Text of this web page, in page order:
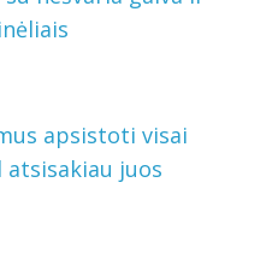
apsistoti visai
juos